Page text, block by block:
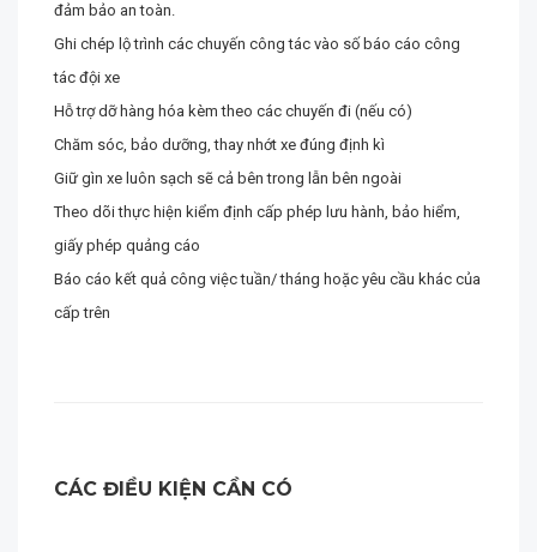
đảm bảo an toàn.
Ghi chép lộ trình các chuyến công tác vào số báo cáo công
tác đội xe
Hỗ trợ dỡ hàng hóa kèm theo các chuyến đi (nếu có)
Chăm sóc, bảo dưỡng, thay nhớt xe đúng định kì
Giữ gìn xe luôn sạch sẽ cả bên trong lẫn bên ngoài
Theo dõi thực hiện kiểm định cấp phép lưu hành, bảo hiểm,
giấy phép quảng cáo
Báo cáo kết quả công việc tuần/ tháng hoặc yêu cầu khác của
cấp trên
CÁC ĐIỀU KIỆN CẦN CÓ